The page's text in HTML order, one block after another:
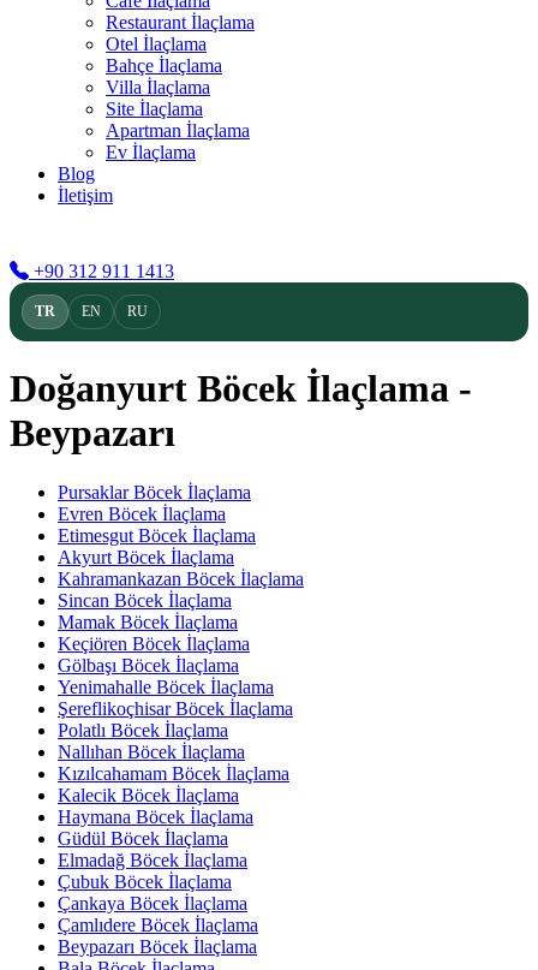
Restaurant İlaçlama
Otel İlaçlama
Bahçe İlaçlama
Villa İlaçlama
Site İlaçlama
Apartman İlaçlama
Ev İlaçlama
Blog
İletişim
+90 312 911 1413
TR EN RU
Doğanyurt Böcek İlaçlama -
Beypazarı
Pursaklar Böcek İlaçlama
Evren Böcek İlaçlama
Etimesgut Böcek İlaçlama
Akyurt Böcek İlaçlama
Kahramankazan Böcek İlaçlama
Sincan Böcek İlaçlama
Mamak Böcek İlaçlama
Keçiören Böcek İlaçlama
Gölbaşı Böcek İlaçlama
Yenimahalle Böcek İlaçlama
Şereflikoçhisar Böcek İlaçlama
Polatlı Böcek İlaçlama
Nallıhan Böcek İlaçlama
Kızılcahamam Böcek İlaçlama
Kalecik Böcek İlaçlama
Haymana Böcek İlaçlama
Güdül Böcek İlaçlama
Elmadağ Böcek İlaçlama
Çubuk Böcek İlaçlama
Çankaya Böcek İlaçlama
Çamlıdere Böcek İlaçlama
Beypazarı Böcek İlaçlama